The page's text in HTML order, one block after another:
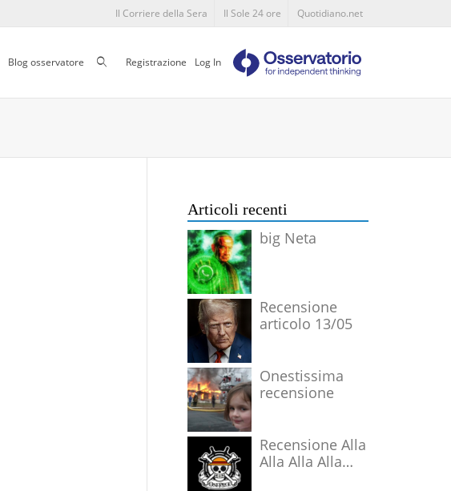
Il Corriere della Sera Il Sole 24 ore Quotidiano.net
Blog osservatore CercaRegistrazione Log In
Articoli recenti
big Neta
Recensione
articolo 13/05
Onestissima
recensione
Recensione Alla
Alla Alla Alla